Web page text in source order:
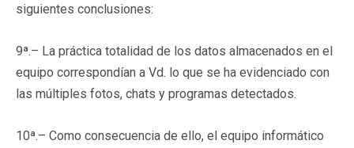
siguientes conclusiones:
9ª.– La práctica totalidad de los datos almacenados en el
equipo correspondían a Vd. lo que se ha evidenciado con
las múltiples fotos, chats y programas detectados.
10ª.– Como consecuencia de ello, el equipo informático